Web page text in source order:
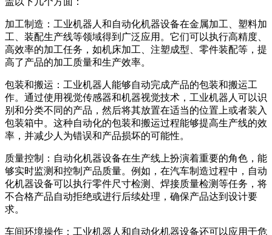
加工制造：工业机器人和自动化机器设备在金属加工、塑料加
工、装配生产线等领域得到广泛应用。它们可以执行高精度、
高效率的加工任务，如机床加工、注塑成型、零件装配等，提
高了产品的加工质量和生产效率。
包装和搬运：工业机器人能够自动完成产品的包装和搬运工
作。通过使用视觉传感器和机器视觉技术，工业机器人可以识
别和分类不同的产品，然后将其放置在适当的位置上或者装入
包装箱中。这种自动化的包装和搬运过程能够提高生产线的效
率，并减少人为错误和产品损坏的可能性。
质量控制：自动化机器设备在生产线上扮演着重要的角色，能
够实时监测和控制产品质量。例如，在汽车制造过程中，自动
化机器设备可以执行零件尺寸检测、焊接质量检测等任务，将
不合格产品自动拒绝或进行后续处理，确保产品达到设计要
求。
车间环境操作：工业机器人和自动化机器设备还可以应用于危